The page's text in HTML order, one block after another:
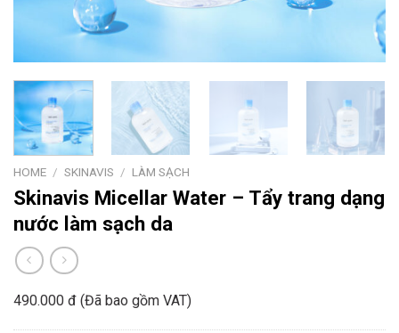
HOME / SKINAVIS / LÀM SẠCH
Skinavis Micellar Water – Tẩy trang dạng
nước làm sạch da
490.000 đ (Đã bao gồm VAT)